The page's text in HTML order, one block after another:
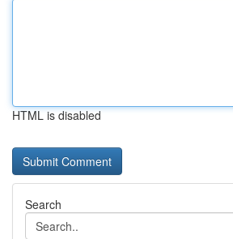
HTML is disabled
Search